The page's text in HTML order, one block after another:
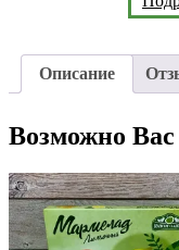
Описание
Возможно Вас